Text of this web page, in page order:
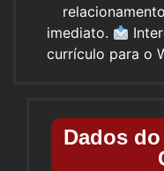
imediato.
currículo para o
Dados